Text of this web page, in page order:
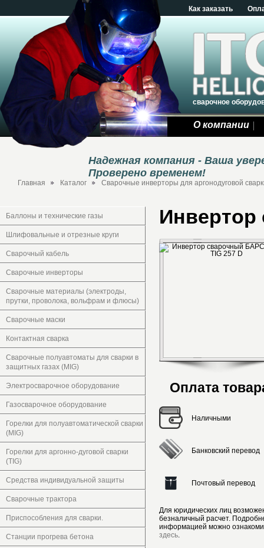
Как заказать
сварочное
О компании
Надежная компания - Ваша
Проверено временем!
Главная Каталог Сварочные инверторы для аргонодуговой
Баллоны и технические газы
Шлифовальные и отрезные круги
Сварочный кабель
Сварочные инверторы
Сварочные материалы (электроды,
прутки, проволока, вольфрам и флюсы)
Сварочные маски
Контактная сварка
Сварочные полуавтоматы для сварки в
защитных газах (MIG)
Электросварочное оборудование
Газосварочное оборудование
Горелки для полуавтоматической сварки
(MIG)
Горелки для аргонно-дуговой сварки
(TIG)
Средства индивидуальной защиты
Сварочные трактора
Приспособления для сварки.
Станции прогрева бетона
Инвертор
Оплата
Наличными
Банковский перевод
Почтовый перевод
Для юридических лиц
безналичный расчет.
информацией можно
здесь.